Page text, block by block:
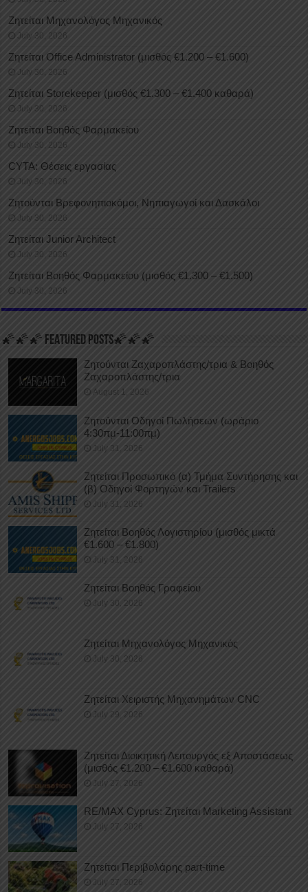
Ζητείται Μηχανολόγος Μηχανικός
July 30, 2026
Ζητείται Office Administrator (μισθός €1.200 – €1.600)
July 30, 2026
Ζητείται Storekeeper (μισθός €1.300 – €1.400 καθαρά)
July 30, 2026
Ζητείται Βοηθός Φαρμακείου
July 30, 2026
CYTA: Θέσεις εργασίας
July 30, 2026
Ζητούνται Βρεφονηπιοκόμοι, Νηπιαγωγοί και Δασκάλοι
July 30, 2026
Ζητείται Junior Architect
July 30, 2026
Ζητείται Βοηθός Φαρμακείου (μισθός €1.300 – €1.500)
July 30, 2026
🌠🌠🌠 FEATURED POSTS🌠🌠🌠
Ζητούνται Ζαχαροπλάστης/τρια & Βοηθός
Ζαχαροπλάστης/τρια
August 1, 2026
Ζητούνται Οδηγοί Πωλήσεων (ωράριο
4:30πμ-11:00πμ)
July 31, 2026
Ζητείται Προσωπικό (α) Τμήμα Συντήρησης και
(β) Οδηγοί Φορτηγών και Trailers
July 31, 2026
Ζητείται Βοηθός Λογιστηρίου (μισθός μικτά
€1.600 – €1.800)
July 31, 2026
Ζητείται Βοηθός Γραφείου
July 30, 2026
Ζητείται Μηχανολόγος Μηχανικός
July 30, 2026
Ζητείται Χειριστής Μηχανημάτων CNC
July 29, 2026
Ζητείται Διοικητική Λειτουργός εξ Αποστάσεως
(μισθός €1.200 – €1.600 καθαρά)
July 27, 2026
RE/MAX Cyprus: Ζητείται Marketing Assistant
July 27, 2026
Ζητείται Περιβολάρης part-time
July 27, 2026